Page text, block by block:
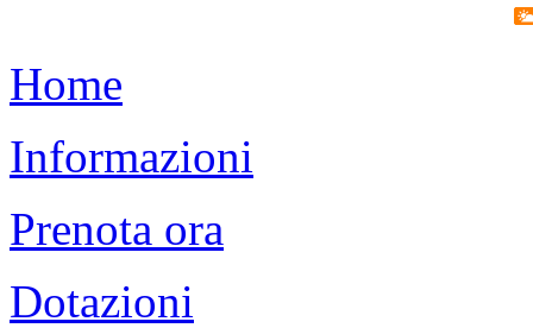
Home
Informazioni
Prenota ora
Dotazioni